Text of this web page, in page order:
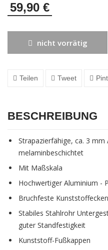
59,90 €
nicht vorrätig
Teilen Tweet
BESCHREIBUNG
Strapazierfähige, ca. 3 mm
melaminbeschichtet
Mit Maßskala
Hochwertiger Aluminium -
Bruchfeste Kunststoffecken
Stabiles Stahlrohr
guter Standfestigkeit
Kunststoff-Fußkappen